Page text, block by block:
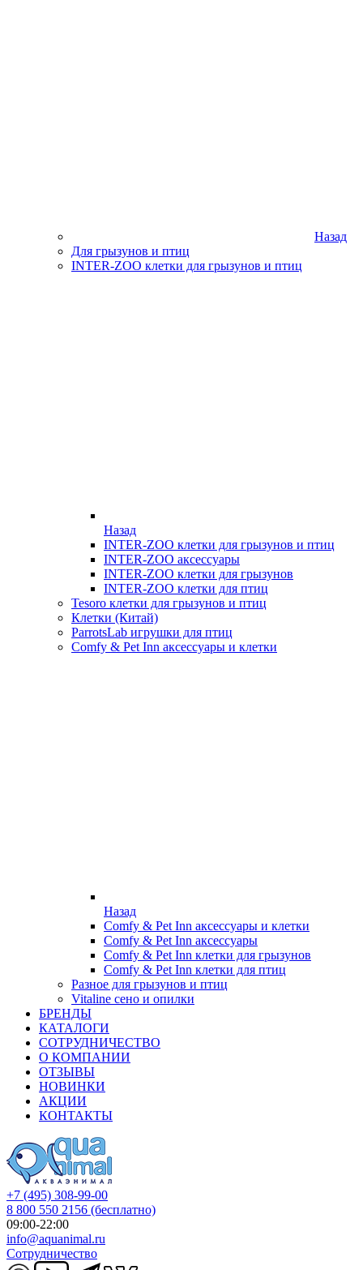
Назад
Для грызунов и птиц
INTER-ZOO клетки для грызунов и птиц
Назад
INTER-ZOO клетки для грызунов и птиц
INTER-ZOO аксессуары
INTER-ZOO клетки для грызунов
INTER-ZOO клетки для птиц
Tesoro клетки для грызунов и птиц
Клетки (Китай)
ParrotsLab игрушки для птиц
Comfy & Pet Inn аксессуары и клетки
Назад
Comfy & Pet Inn аксессуары и клетки
Comfy & Pet Inn аксессуары
Comfy & Pet Inn клетки для грызунов
Comfy & Pet Inn клетки для птиц
Разное для грызунов и птиц
Vitaline сено и опилки
БРЕНДЫ
КАТАЛОГИ
СОТРУДНИЧЕСТВО
О КОМПАНИИ
ОТЗЫВЫ
НОВИНКИ
АКЦИИ
КОНТАКТЫ
+7 (495) 308-99-00
8 800 550 2156 (бесплатно)
09:00-22:00
info@aquanimal.ru
Сотрудничество